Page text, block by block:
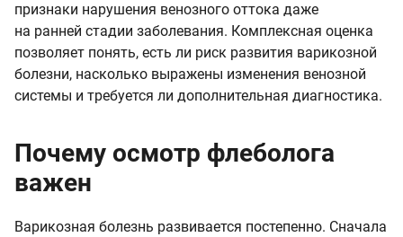
признаки нарушения венозного оттока даже
на ранней стадии заболевания. Комплексная оценка
позволяет понять, есть ли риск развития варикозной
болезни, насколько выражены изменения венозной
системы и требуется ли дополнительная диагностика.
Почему осмотр флеболога
важен
Варикозная болезнь развивается постепенно. Сначала